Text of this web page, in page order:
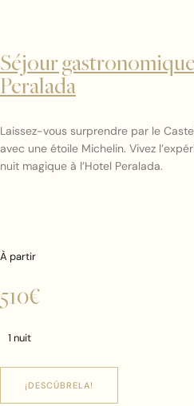
Séjour
Peralada
Laissez-vous surprendre par le
avec une étoile Michelin. Vivez
nuit magique à l’Hotel Peralada.
À partir
510€
1 nuit
¡DESCÚBRELA!